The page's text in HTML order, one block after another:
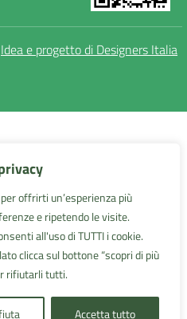
offrirti un’esperienza più
e ripetendo le visite.
all'uso di TUTTI i cookie.
clicca sul bottone “scopri di più
rifiutarli tutti.
Accetta tutto
Idea e progetto di Designers Italia